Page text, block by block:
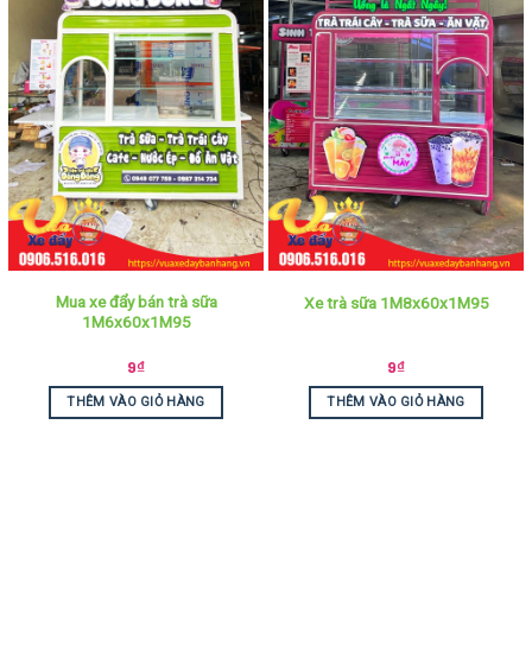
Mua xe đẩy bán trà sữa
1M6x60x1M95
9₫
THÊM VÀO GIỎ HÀNG
Xe trà sữa 1M8x60x1M95
9₫
THÊM VÀO GIỎ HÀNG